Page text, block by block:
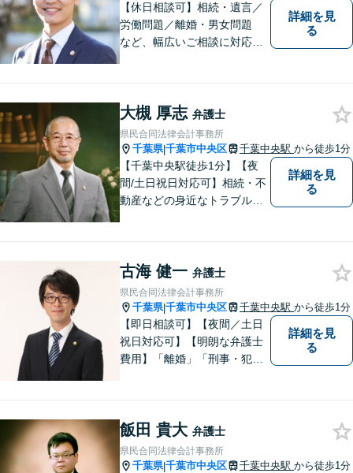
【休日相談可】相続・遺言／
労働問題／離婚・男女問題
など、幅広いご相談に対応。
な内容の紛争も、事務所一丸
となり解決までサポート【葭
川公園駅5分】
詳細を見
る
大槻 厚志 弁護士
県民合同法律会計事務所
千葉県|千葉市中央区 千葉中央駅 から徒歩1分
【千葉中央駅徒歩1分】【夜
間/土日祝日対応可】相続・不
動産などの身近なトラブルに
え全力で実行します。まずは
ご相談ください。
詳細を見
る
古海 健一 弁護士
県民合同法律会計事務所
千葉県|千葉市中央区 千葉中央駅 から徒歩1分
【即日相談可】【夜間／土日
祝日対応可】【明朗な弁護士
費用】「離婚」「刑事・犯罪
う弁護士です。弁護士と税理
士が様々な専門家と連携して
ワンストップで問題解決しま
詳細を見
る
飯田 貴大 弁護士
県民合同法律会計事務所
千葉県|千葉市中央区 千葉中央駅 から徒歩1分